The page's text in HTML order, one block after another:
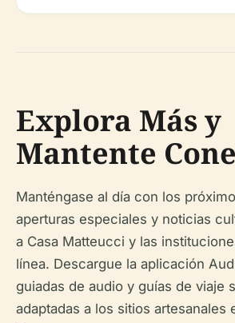
Explora Más y
Mantente
Manténgase al día con los
aperturas especiales y noticias
a Casa Matteucci y las
línea. Descargue la aplicación
guiadas de audio y guías de viaje
adaptadas a los sitios artesanales